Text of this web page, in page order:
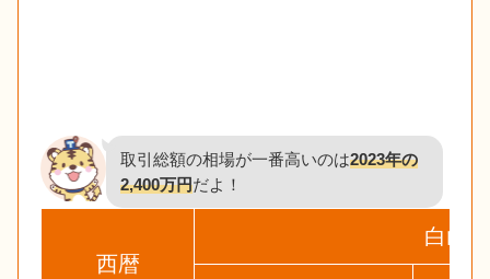
取引総額の相場が一番高いのは2023年の
2,400万円だよ！
西暦
白山市